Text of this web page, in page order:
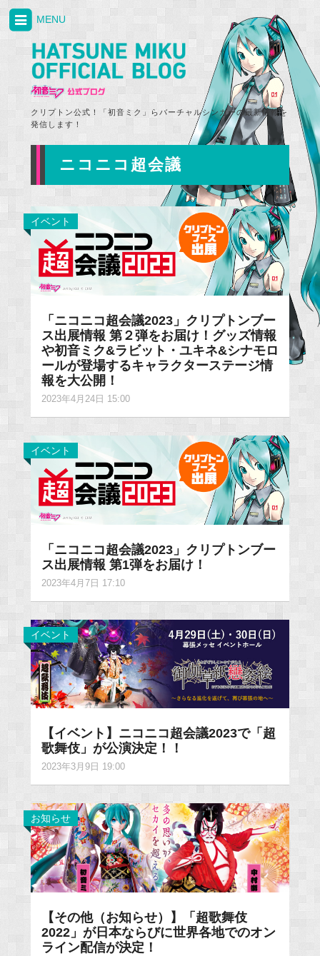
クリプトン公式！「初音ミク」らバーチャルシンガーの最新情報を
発信します！
MENU
ニコニコ超会議
イベント
「ニコニコ超会議2023」クリプトンブー
ス出展情報 第２弾をお届け！グッズ情報
や初音ミク&ラビット・ユキネ&シナモロ
ールが登場するキャラクターステージ情
報を大公開！
2023年4月24日 15:00
イベント
「ニコニコ超会議2023」クリプトンブー
ス出展情報 第1弾をお届け！
2023年4月7日 17:10
イベント
【イベント】ニコニコ超会議2023で「超
歌舞伎」が公演決定！！
2023年3月9日 19:00
お知らせ
【その他（お知らせ）】「超歌舞伎
2022」が日本ならびに世界各地でのオン
ライン配信が決定！